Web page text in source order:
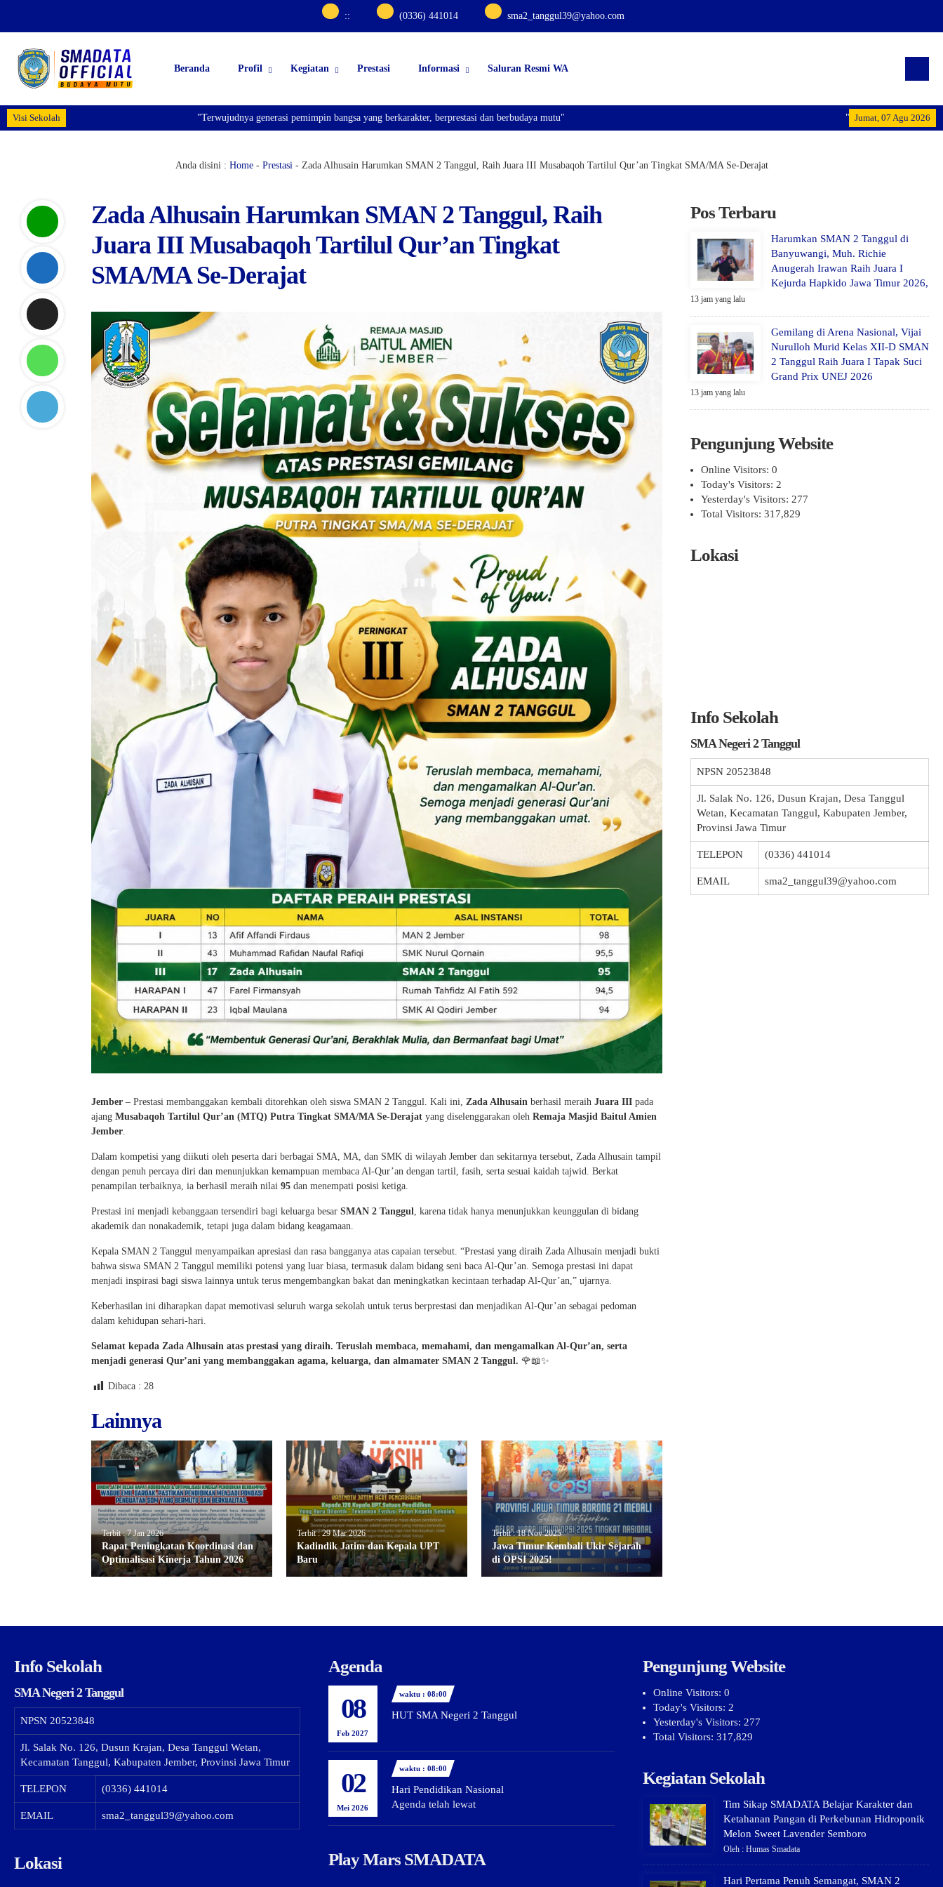
:: (0336) 441014 sma2_tanggul39@yahoo.com
Beranda Profil Kegiatan Prestasi Informasi Saluran Resmi WA
Visi Sekolah Jumat, 07 Agu 2026
"Terwujudnya generasi
"Terwujudnya generasi pemimpin bangsa yang berkarakter, berprestasi dan berbudaya mutu"
Anda disini : Home- Prestasi- Zada Alhusain Harumkan SMAN 2 Tanggul, Raih Juara III Musabaqoh Tartilul Qur’an Tingkat SMA/MA Se-Derajat
Zada Alhusain Harumkan SMAN 2 Tanggul, Raih
Juara III Musabaqoh Tartilul Qur’an Tingkat
SMA/MA Se-Derajat
Jember – Prestasi membanggakan kembali ditorehkan oleh siswa SMAN 2 Tanggul. Kali ini, Zada Alhusain berhasil meraih Juara III pada
ajang Musabaqoh Tartilul Qur’an (MTQ) Putra Tingkat SMA/MA Se-Derajat yang diselenggarakan oleh Remaja Masjid Baitul Amien
Jember.
Dalam kompetisi yang diikuti oleh peserta dari berbagai SMA, MA, dan SMK di wilayah Jember dan sekitarnya tersebut, Zada Alhusain tampil
dengan penuh percaya diri dan menunjukkan kemampuan membaca Al-Qur’an dengan tartil, fasih, serta sesuai kaidah tajwid. Berkat
penampilan terbaiknya, ia berhasil meraih nilai 95 dan menempati posisi ketiga.
Prestasi ini menjadi kebanggaan tersendiri bagi keluarga besar SMAN 2 Tanggul, karena tidak hanya menunjukkan keunggulan di bidang
akademik dan nonakademik, tetapi juga dalam bidang keagamaan.
Kepala SMAN 2 Tanggul menyampaikan apresiasi dan rasa bangganya atas capaian tersebut. “Prestasi yang diraih Zada Alhusain menjadi bukti
bahwa siswa SMAN 2 Tanggul memiliki potensi yang luar biasa, termasuk dalam bidang seni baca Al-Qur’an. Semoga prestasi ini dapat
menjadi inspirasi bagi siswa lainnya untuk terus mengembangkan bakat dan meningkatkan kecintaan terhadap Al-Qur’an,” ujarnya.
Keberhasilan ini diharapkan dapat memotivasi seluruh warga sekolah untuk terus berprestasi dan menjadikan Al-Qur’an sebagai pedoman
dalam kehidupan sehari-hari.
Selamat kepada Zada Alhusain atas prestasi yang diraih. Teruslah membaca, memahami, dan mengamalkan Al-Qur’an, serta
menjadi generasi Qur’ani yang membanggakan agama, keluarga, dan almamater SMAN 2 Tanggul. 🌹📖✨
Dibaca : 28
Lainnya
Terbit : 7 Jan 2026
Rapat Peningkatan Koordinasi dan
Optimalisasi Kinerja Tahun 2026
Terbit : 29 Mar 2026
Kadindik Jatim dan Kepala UPT
Baru
Terbit : 18 Nov 2025
Jawa Timur Kembali Ukir Sejarah
di OPSI 2025!
Pos Terbaru
Harumkan SMAN 2 Tanggul di
Banyuwangi, Muh. Richie
Anugerah Irawan Raih Juara I
Kejurda Hapkido Jawa Timur 2026,
13 jam yang lalu
Gemilang di Arena Nasional, Vijai
Nurulloh Murid Kelas XII-D SMAN
2 Tanggul Raih Juara I Tapak Suci
Grand Prix UNEJ 2026
13 jam yang lalu
Pengunjung Website
Online Visitors: 0
Today's Visitors: 2
Yesterday's Visitors: 277
Total Visitors: 317,829
Lokasi
Info Sekolah
SMA Negeri 2 Tanggul
NPSN 20523848
Jl. Salak No. 126, Dusun Krajan, Desa Tanggul
Wetan, Kecamatan Tanggul, Kabupaten Jember,
Provinsi Jawa Timur
TELEPON (0336) 441014
EMAIL sma2_tanggul39@yahoo.com
Info Sekolah
SMA Negeri 2 Tanggul
NPSN 20523848
Jl. Salak No. 126, Dusun Krajan, Desa Tanggul Wetan,
Kecamatan Tanggul, Kabupaten Jember, Provinsi Jawa Timur
TELEPON (0336) 441014
EMAIL sma2_tanggul39@yahoo.com
Lokasi
Agenda
08
Feb 2027
waktu : 08:00
HUT SMA Negeri 2 Tanggul
02
Mei 2026
waktu : 08:00
Hari Pendidikan Nasional
Agenda telah lewat
Play Mars SMADATA
Pengunjung Website
Online Visitors: 0
Today's Visitors: 2
Yesterday's Visitors: 277
Total Visitors: 317,829
Kegiatan Sekolah
Tim Sikap SMADATA Belajar Karakter dan
Ketahanan Pangan di Perkebunan Hidroponik
Melon Sweet Lavender Semboro
Oleh : Humas Smadata
Hari Pertama Penuh Semangat, SMAN 2